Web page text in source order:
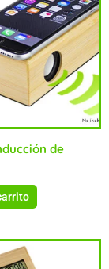
de